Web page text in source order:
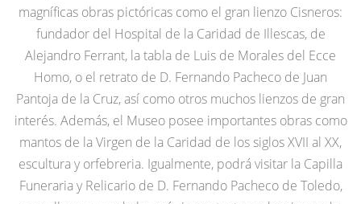
magníficas obras pictóricas como el gran lienzo Cisneros:
fundador del Hospital de la Caridad de Illescas, de
Alejandro Ferrant, la tabla de Luis de Morales del Ecce
Homo, o el retrato de D. Fernando Pacheco de Juan
Pantoja de la Cruz, así como otros muchos lienzos de gran
interés. Además, el Museo posee importantes obras como
mantos de la Virgen de la Caridad de los siglos XVII al XX,
escultura y orfebreria. Igualmente, podrá visitar la Capilla
Funeraria y Relicario de D. Fernando Pacheco de Toledo,